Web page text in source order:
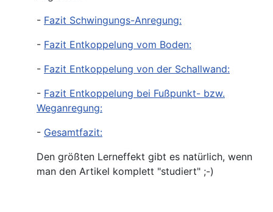
- Fazit Schwingungs-Anregung:
- Fazit Entkoppelung vom Boden:
- Fazit Entkoppelung von der Schallwand:
- Fazit Entkoppelung bei Fußpunkt- bzw.
Weganregung:
- Gesamtfazit:
Den größten Lerneffekt gibt es natürlich, wenn
man den Artikel komplett "studiert" ;-)